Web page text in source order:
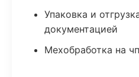
Упаковка и
документацией
Мехобработка на